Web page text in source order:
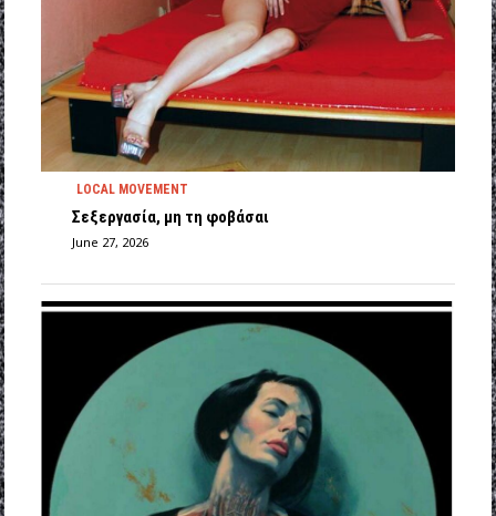
LOCAL MOVEMENT
Σεξεργασία, μη τη φοβάσαι
June 27, 2026